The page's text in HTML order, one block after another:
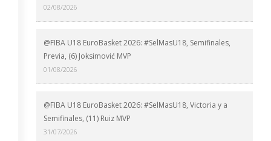
02/08/2026
@FIBA U18 EuroBasket 2026: #SelMasU18, Semifinales,
Previa, (6) Joksimović MVP
01/08/2026
@FIBA U18 EuroBasket 2026: #SelMasU18, Victoria y a
Semifinales, (11) Ruiz MVP
31/07/2026